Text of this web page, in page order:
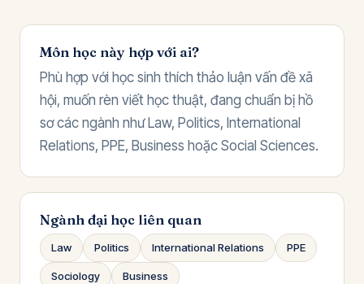
Môn học này hợp với ai?
Phù hợp với học sinh thích thảo luận vấn đề xã
hội, muốn rèn viết học thuật, đang chuẩn bị hồ
sơ các ngành như Law, Politics, International
Relations, PPE, Business hoặc Social Sciences.
Ngành đại học liên quan
Law Politics International Relations PPE
Sociology Business